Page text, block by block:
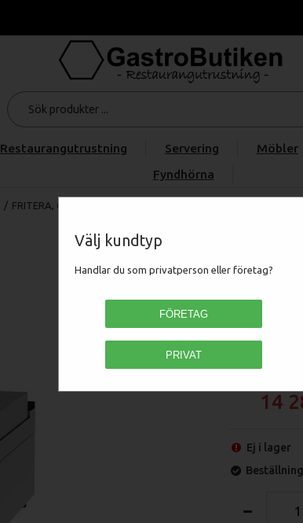
Välj kundtyp
Handlar du som privatperson eller företag?
FÖRETAG
PRIVAT
Restaurangutrustning Servering Möbler
Fyndhörna
/ FRITERA, GRILLA & STEKA RM Gastro
RM
00012427
Pris
14
Ej i lager